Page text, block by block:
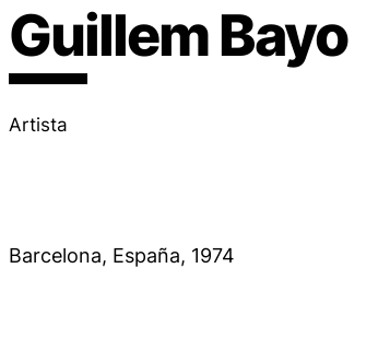
Guillem Bayo
Artista
Barcelona, España, 1974